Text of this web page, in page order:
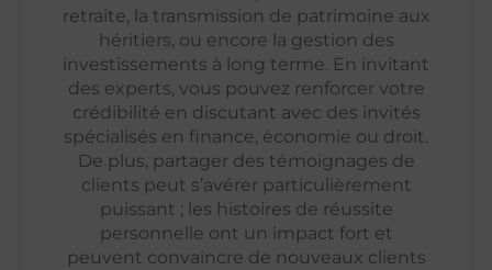
retraite, la transmission de patrimoine aux
héritiers, ou encore la gestion des
investissements à long terme. En invitant
des experts, vous pouvez renforcer votre
crédibilité en discutant avec des invités
spécialisés en finance, économie ou droit.
De plus, partager des témoignages de
clients peut s’avérer particulièrement
puissant ; les histoires de réussite
personnelle ont un impact fort et
peuvent convaincre de nouveaux clients